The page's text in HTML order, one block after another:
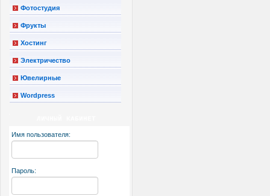
Фотостудия
Фрукты
Хостинг
Электричество
Ювелирные
Wordpress
Имя пользователя:
Пароль: